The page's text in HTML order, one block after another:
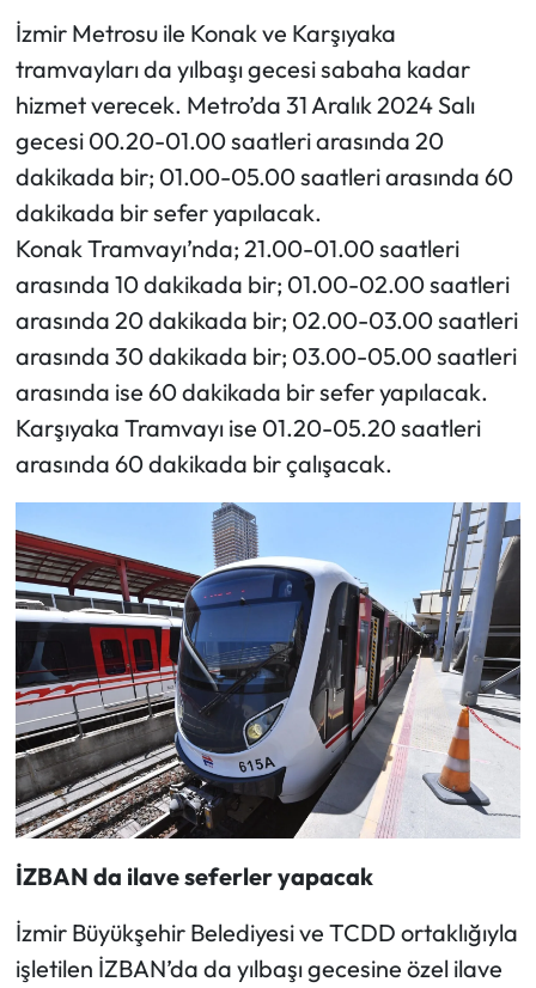
İzmir Metrosu ile Konak ve Karşıyaka
tramvayları da yılbaşı gecesi sabaha kadar
hizmet verecek. Metro’da 31 Aralık 2024 Salı
gecesi 00.20-01.00 saatleri arasında 20
dakikada bir; 01.00-05.00 saatleri arasında 60
dakikada bir sefer yapılacak.
Konak Tramvayı’nda; 21.00-01.00 saatleri
arasında 10 dakikada bir; 01.00-02.00 saatleri
arasında 20 dakikada bir; 02.00-03.00 saatleri
arasında 30 dakikada bir; 03.00-05.00 saatleri
arasında ise 60 dakikada bir sefer yapılacak.
Karşıyaka Tramvayı ise 01.20-05.20 saatleri
arasında 60 dakikada bir çalışacak.
İZBAN da ilave seferler yapacak
İzmir Büyükşehir Belediyesi ve TCDD ortaklığıyla
işletilen İZBAN’da da yılbaşı gecesine özel ilave